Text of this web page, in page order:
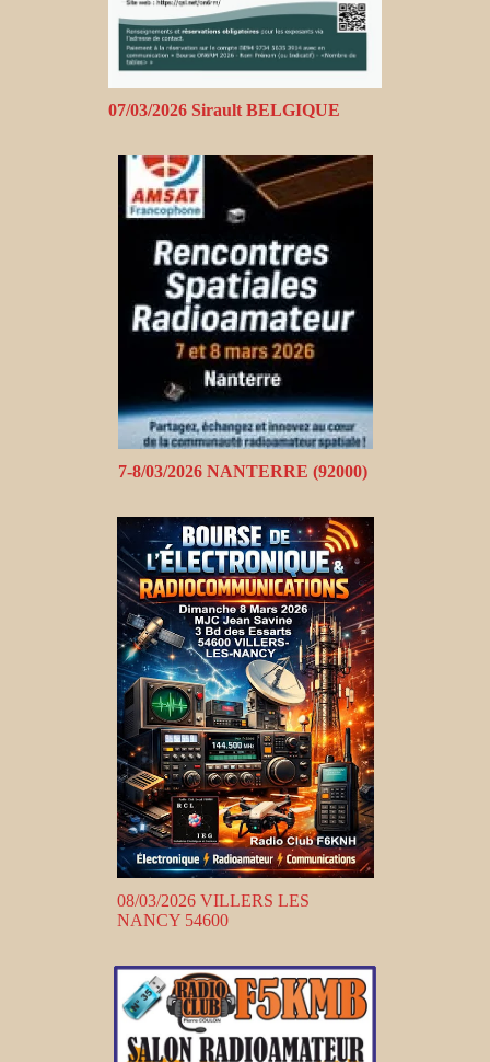
07/03/2026 Sirault BELGIQUE
7-8/03/2026 NANTERRE (92000)
08/03/2026 VILLERS LES
NANCY 54600